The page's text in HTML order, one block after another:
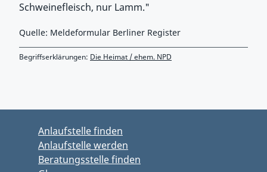
Schweinefleisch, nur Lamm."
Quelle: Meldeformular Berliner Register
Begriffserklärungen: Die Heimat / ehem. NPD
Anlaufstelle finden
Anlaufstelle werden
Beratungsstelle finden